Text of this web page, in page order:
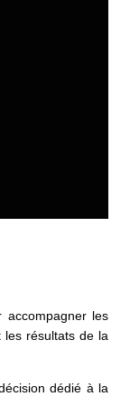
accompagner les
les résultats de la
dédié à la